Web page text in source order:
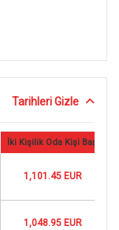
Tarihleri Gizle
İki Kişilik Oda Kişi Başı
1,101.45 EUR
1,048.95 EUR